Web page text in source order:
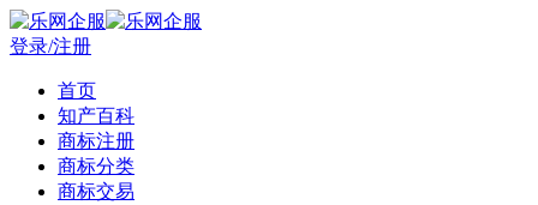
登录/注册
首页
知产百科
商标注册
商标分类
商标交易